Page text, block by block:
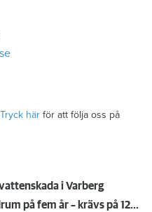
Tryck här för att följa oss på
i Varberg
Anmälde inte vattenskadat badrum på fem år – krävs på 125 000 kronor